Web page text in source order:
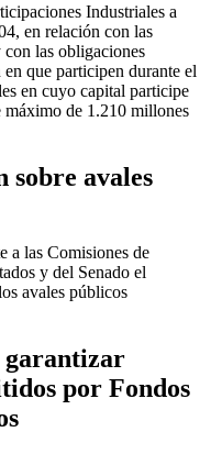
Industriales a
en relación con las
las obligaciones
que participen durante el
en cuyo capital participe
máximo de 1.210 millones
avales
a las Comisiones de
y del Senado el
avales públicos
garantizar
por Fondos